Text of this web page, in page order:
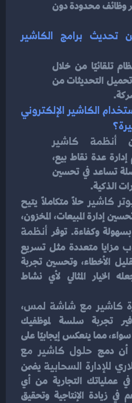
4. كيف يمكن تحديث برامج الكاشير
أنظمة كاشير
الذكية.
كاشير
بسهولة وكفاءة. توفر
كاشير مع شاشة لمس
أن دمج
للإدارة السحابية